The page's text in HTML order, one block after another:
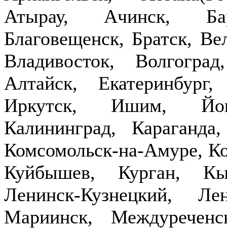
Атырау, Ачинск,
Благовещенск, Братск,
Владивосток,
Алтайск,
Иркутск, Ишим,
Калининград,
Комсомольск-на-Амуре,
Куйбышев, Курган,
Ленинск-Кузнецкий,
Мариинск,